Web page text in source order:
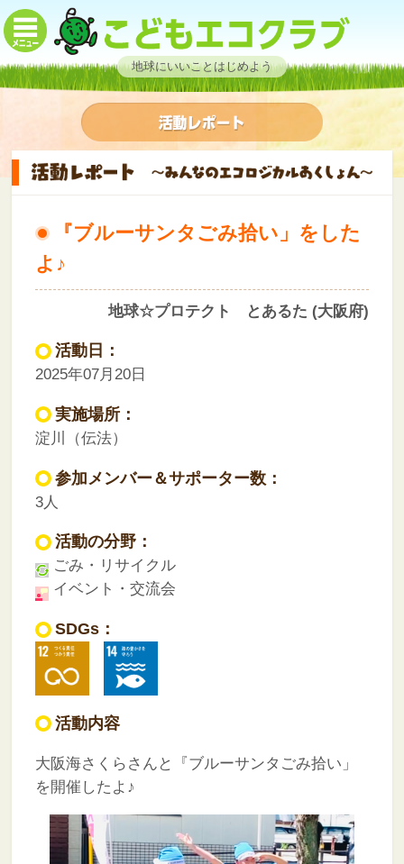
地球にいいことはじめよう
『ブルーサンタごみ拾い」をした
よ♪
地球☆プロテクト とあるた (大阪府)
活動日：
2025年07月20日
実施場所：
淀川（伝法）
参加メンバー＆サポーター数：
3人
活動の分野：
ごみ・リサイクル
イベント・交流会
SDGs：
活動内容
大阪海さくらさんと『ブルーサンタごみ拾い」
を開催したよ♪